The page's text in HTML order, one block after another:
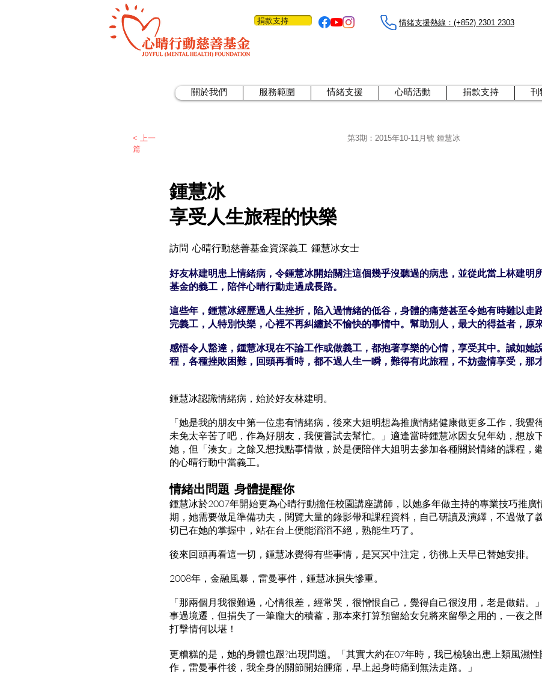
捐款支持 情緒支援熱線：​​(+852) 2301 2303
關於我們 服務範圍 情緒支援 心晴活動 捐款支持 刊
< 上一
篇
第3期： 2015年10-11月號 鍾慧冰
鍾慧冰
享受人生旅程的快樂
訪問 心晴行動慈善基金資深義工 鍾慧冰女士
好友林建明患上情緒病，令鍾慧冰開始關注這個幾乎沒聽過的病患，並從此當上林建明
基金的義工，陪伴心晴行動走過成長路。
這些年，鍾慧冰經歷過人生挫折，陷入過情緒的低谷，身體的痛楚甚至令她有時難以走
完義工，人特別快樂，心裡不再糾纏於不愉快的事情中。幫助別人，最大的得益者，原來
感悟令人豁達，鍾慧冰現在不論工作或做義工，都抱著享樂的心情，享受其中。誠如她
程，各種挫敗困難，回頭再看時，都不過人生一瞬，難得有此旅程，不妨盡情享受，那
鍾慧冰認識情緒病，始於好友林建明。
「她是我的朋友中第一位患有情緒病，後來大姐明想為推廣情緒健康做更多工作，我覺
未免太辛苦了吧，作為好朋友，我便嘗試去幫忙。」適逢當時鍾慧冰因女兒年幼，想放
她，但「湊女」之餘又想找點事情做，於是便陪伴大姐明去參加各種關於情緒的課程，
的心晴行動中當義工。
情緒出問題 身體提醒你
鍾慧冰於2007年開始更為心晴行動擔任校園講座講師，以她多年做主持的專業技巧推廣
期，她需要做足準備功夫，閱覽大量的錄影帶和課程資料，自己研讀及演繹，不過做了
切已在她的掌握中，站在台上便能滔滔不絕，熟能生巧了。
後來回頭再看這一切，鍾慧冰覺得有些事情，是冥冥中注定，彷彿上天早已替她安排。
2008年，金融風暴，雷曼事件，鍾慧冰損失慘重。
「那兩個月我很難過，心情很差，經常哭，很憎恨自己，覺得自己很沒用，老是做錯。
事過境遷，但捐失了一筆龐大的積蓄，那本來打算預留給女兒將來留學之用的，一夜之
打擊情何以堪！
更糟糕的是，她的身體也跟?出現問題。「其實大約在07年時，我已檢驗出患上類風濕
作，雷曼事件後，我全身的關節開始腫痛，早上起身時痛到無法走路。」